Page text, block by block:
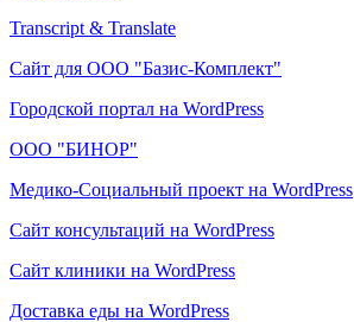
Transcript & Translate
Сайт для ООО "Базис-Комплект"
Городской портал на WordPress
ООО "БИНОР"
Медико-Социальный проект на WordPress
Сайт консультаций на WordPress
Сайт клиники на WordPress
Доставка еды на WordPress